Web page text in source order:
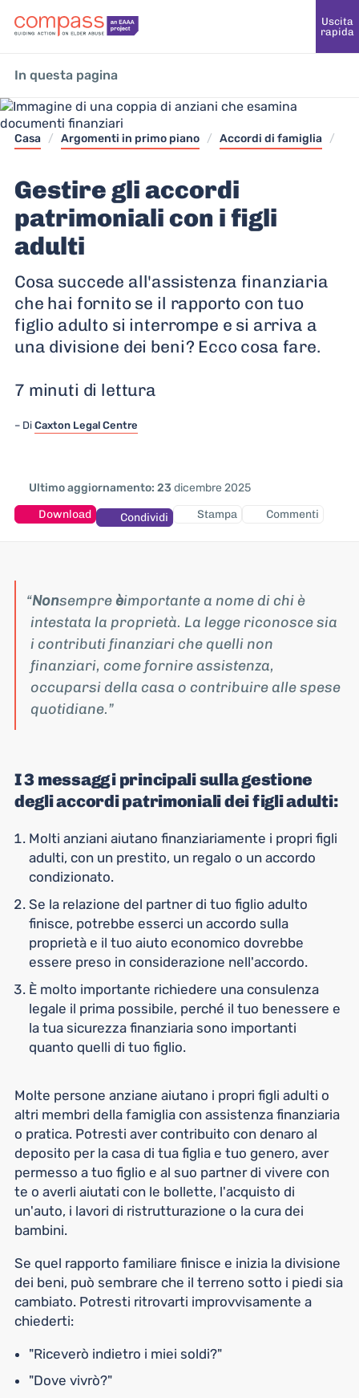
Uscita
rapida
Casa / Argomenti in primo piano / Accordi di famiglia /
Gestire gli accordi
patrimoniali con i figli
adulti
Cosa succede all'assistenza finanziaria
che hai fornito se il rapporto con tuo
figlio adulto si interrompe e si arriva a
una divisione dei beni? Ecco cosa fare.
7 minuti di lettura
Di Caxton Legal Centre
Ultimo aggiornamento: 23dicembre 2025
Download
Condividi Stampa Commenti
In questa pagina
Nonsempre èimportante a nome di chi è
intestata la proprietà. La legge riconosce sia
i contributi finanziari che quelli non
finanziari, come fornire assistenza,
occuparsi della casa o contribuire alle spese
quotidiane.
I 3 messaggi principali sulla gestione
degli accordi patrimoniali dei figli adulti:
Molti anziani aiutano finanziariamente i propri figli
adulti, con un prestito, un regalo o un accordo
condizionato.
Se la relazione del partner di tuo figlio adulto
finisce, potrebbe esserci un accordo sulla
proprietà e il tuo aiuto economico dovrebbe
essere preso in considerazione nell'accordo.
È molto importante richiedere una consulenza
legale il prima possibile, perché il tuo benessere e
la tua sicurezza finanziaria sono importanti
quanto quelli di tuo figlio.
Molte persone anziane aiutano i propri figli adulti o
altri membri della famiglia con assistenza finanziaria
o pratica. Potresti aver contribuito con denaro al
deposito per la casa di tua figlia e tuo genero, aver
permesso a tuo figlio e al suo partner di vivere con
te o averli aiutati con le bollette, l'acquisto di
un'auto, i lavori di ristrutturazione o la cura dei
bambini.
Se quel rapporto familiare finisce e inizia la divisione
dei beni, può sembrare che il terreno sotto i piedi sia
cambiato. Potresti ritrovarti improvvisamente a
chiederti:
"Riceverò indietro i miei soldi?"
"Dove vivrò?"